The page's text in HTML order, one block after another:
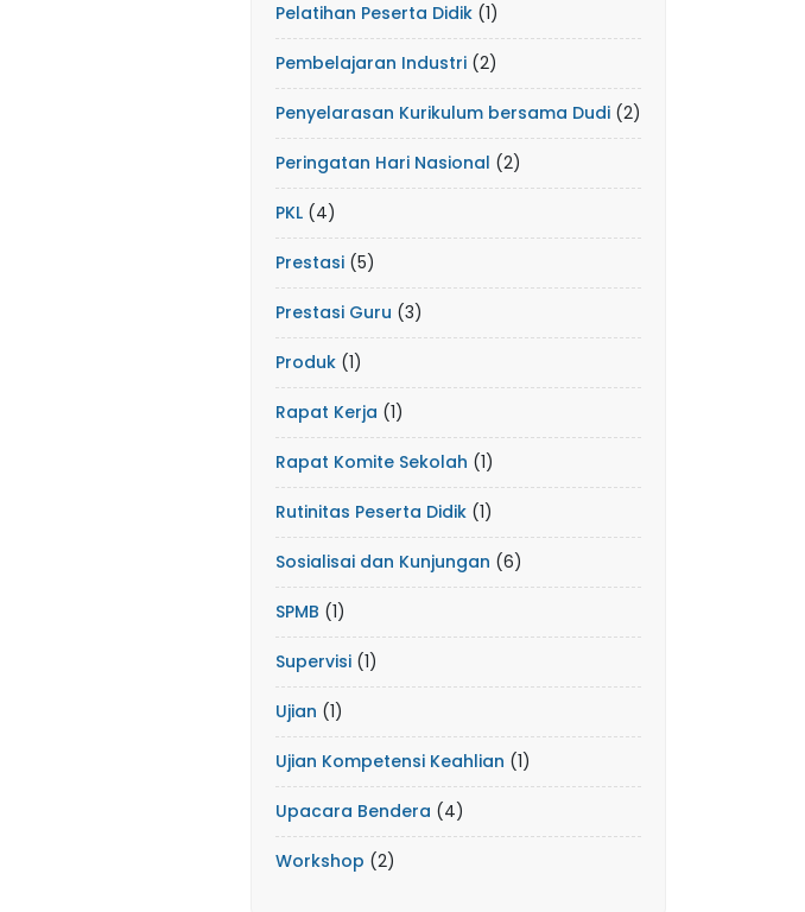
Pelatihan Peserta Didik (1)
Pembelajaran Industri (2)
Penyelarasan Kurikulum bersama Dudi (2)
Peringatan Hari Nasional (2)
PKL (4)
Prestasi (5)
Prestasi Guru (3)
Produk (1)
Rapat Kerja (1)
Rapat Komite Sekolah (1)
Rutinitas Peserta Didik (1)
Sosialisai dan Kunjungan (6)
SPMB (1)
Supervisi (1)
Ujian (1)
Ujian Kompetensi Keahlian (1)
Upacara Bendera (4)
Workshop (2)